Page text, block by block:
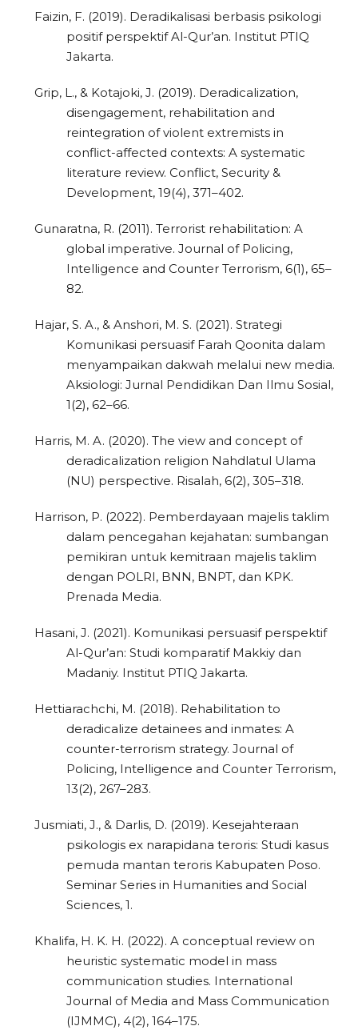
Faizin, F. (2019). Deradikalisasi berbasis psikologi
positif perspektif Al-Qur’an. Institut PTIQ
Jakarta.
Grip, L., & Kotajoki, J. (2019). Deradicalization,
disengagement, rehabilitation and
reintegration of violent extremists in
conflict-affected contexts: A systematic
literature review. Conflict, Security &
Development, 19(4), 371–402.
Gunaratna, R. (2011). Terrorist rehabilitation: A
global imperative. Journal of Policing,
Intelligence and Counter Terrorism, 6(1), 65–
82.
Hajar, S. A., & Anshori, M. S. (2021). Strategi
Komunikasi persuasif Farah Qoonita dalam
menyampaikan dakwah melalui new media.
Aksiologi: Jurnal Pendidikan Dan Ilmu Sosial,
1(2), 62–66.
Harris, M. A. (2020). The view and concept of
deradicalization religion Nahdlatul Ulama
(NU) perspective. Risalah, 6(2), 305–318.
Harrison, P. (2022). Pemberdayaan majelis taklim
dalam pencegahan kejahatan: sumbangan
pemikiran untuk kemitraan majelis taklim
dengan POLRI, BNN, BNPT, dan KPK.
Prenada Media.
Hasani, J. (2021). Komunikasi persuasif perspektif
Al-Qur’an: Studi komparatif Makkiy dan
Madaniy. Institut PTIQ Jakarta.
Hettiarachchi, M. (2018). Rehabilitation to
deradicalize detainees and inmates: A
counter-terrorism strategy. Journal of
Policing, Intelligence and Counter Terrorism,
13(2), 267–283.
Jusmiati, J., & Darlis, D. (2019). Kesejahteraan
psikologis ex narapidana teroris: Studi kasus
pemuda mantan teroris Kabupaten Poso.
Seminar Series in Humanities and Social
Sciences, 1.
Khalifa, H. K. H. (2022). A conceptual review on
heuristic systematic model in mass
communication studies. International
Journal of Media and Mass Communication
(IJMMC), 4(2), 164–175.